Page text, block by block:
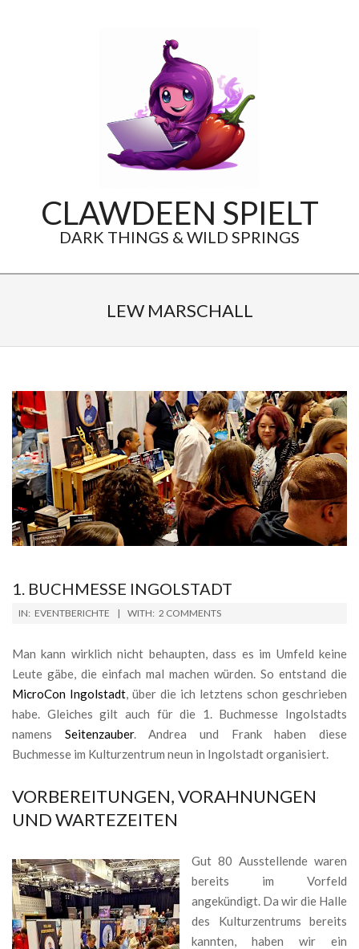
CLAWDEEN SPIELT
DARK THINGS & WILD SPRINGS
LEW MARSCHALL
1. BUCHMESSE INGOLSTADT
2025-
10
IN: EVENTBERICHTE WITH: 2 COMMENTS
Man kann wirklich nicht behaupten, dass es im Umfeld keine
Leute gäbe, die einfach mal machen würden. So entstand die
MicroCon Ingolstadt , über die ich letztens schon geschrieben
habe. Gleiches gilt auch für die 1. Buchmesse Ingolstadts
namens Seitenzauber. Andrea und Frank haben diese
Buchmesse im Kulturzentrum neun in Ingolstadt organisiert.
VORBEREITUNGEN, VORAHNUNGEN
UND WARTEZEITEN
Gut 80 Ausstellende waren
bereits im Vorfeld
angekündigt. Da wir die Halle
des Kulturzentrums bereits
kannten, haben wir ein